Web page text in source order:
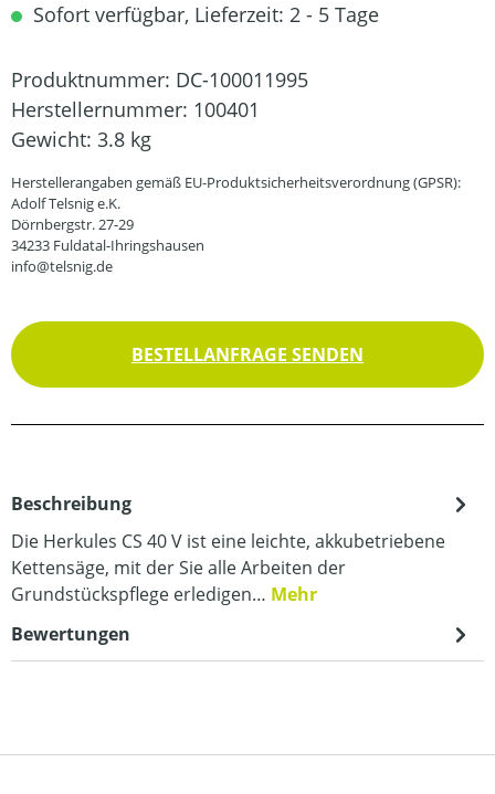
Sofort verfügbar, Lieferzeit: 2 - 5 Tage
Produktnummer: DC-100011995
Herstellernummer: 100401
Gewicht: 3.8 kg
Herstellerangaben gemäß EU-Produktsicherheitsverordnung (GPSR):
Adolf Telsnig e.K.
Dörnbergstr. 27-29
34233 Fuldatal-Ihringshausen
info@telsnig.de
BESTELLANFRAGE SENDEN
Beschreibung
Die Herkules CS 40 V ist eine leichte, akkubetriebene
Kettensäge, mit der Sie alle Arbeiten der
Grundstückspflege erledigen… Mehr
Bewertungen